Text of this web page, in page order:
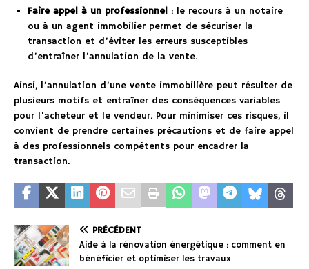
Faire appel à un professionnel : le recours à un notaire
ou à un agent immobilier permet de sécuriser la
transaction et d’éviter les erreurs susceptibles
d’entraîner l’annulation de la vente.
Ainsi, l’annulation d’une vente immobilière peut résulter de
plusieurs motifs et entraîner des conséquences variables
pour l’acheteur et le vendeur. Pour minimiser ces risques, il
convient de prendre certaines précautions et de faire appel
à des professionnels compétents pour encadrer la
transaction.
PRÉCÉDENT
Aide à la rénovation énergétique : comment en
bénéficier et optimiser les travaux